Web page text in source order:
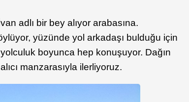
adlı bir bey alıyor arabasına.
yüzünde yol arkadaşı bulduğu için
boyunca hep konuşuyor. Dağın
manzarasıyla ilerliyoruz.